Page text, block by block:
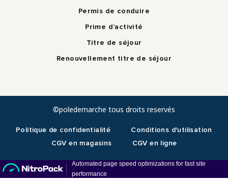
Permis de conduire
Prime d’activité
Titre de séjour
Renouvellement titre de séjour
©poledemarche tous droits reservés
Politique de confidentialité
Conditions d'utilisation
CGV en magasins
CGV en ligne